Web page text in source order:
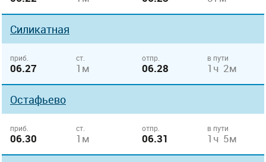
Силикатная
приб.
06.27
ст.
1м
отпр.
06.28
в пути
1ч 2м
Остафьево
приб.
06.30
ст.
1м
отпр.
06.31
в пути
1ч 5м